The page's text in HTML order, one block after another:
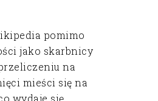
pomimo
jako skarbnicy
na
mieści się na
wydaje się